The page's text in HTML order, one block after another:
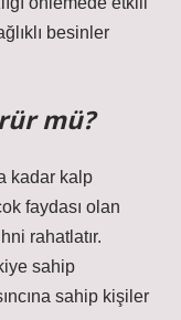
besinler
mü?
kadar kalp
faydası olan
rahatlatır.
sahip
sahip kişiler